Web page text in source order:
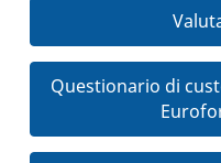
Questionario di